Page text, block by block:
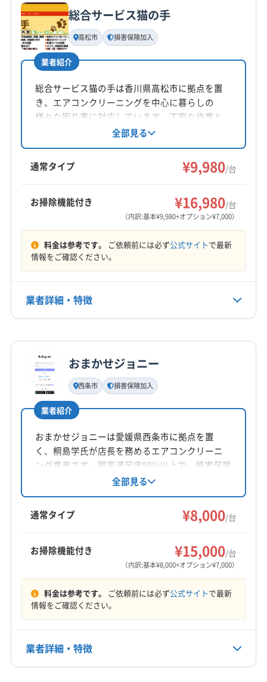
公式サイトを見る
基本情報
代表者名
内野雅隆
所在地
香川県高松市国分寺町新名675-14
対応地域
丸亀市 高松市
善通寺市
東かがわ市 綾歌郡綾川町
綾歌郡宇多津町
仲多度郡まんのう町
仲多度郡多度津町
9:00〜18:00
定休日
電話番号
公式HP
公式サイトを見る
総合サービス猫の手
高松市 損害保険加入
業者紹介
総合サービス猫の手は香川県高松市に拠点を置
き、エアコンクリーニングを中心に暮らしの
様々な困り事に対応しています。丁寧な作業と
誠実な対応を心がけ、360度回転ノズルや損害保
険加入など、安心して依頼できる点が魅力。基
本料金に加え、お掃除機能付きエアコンや室外
機洗浄などのオプションも用意されています。
全部見る
通常タイプ ¥9,980/台
お掃除機能付き ¥16,980/台
（内訳:基本¥9,980+オプション¥7,000）
料金は参考です。 ご依頼前には必ず公式サイトで最新
情報をご確認ください。
業者詳細・特徴
基本情報
代表者名
末本彬
所在地
香川県高松市
対応地域
丸亀市 高松市
善通寺市
東かがわ市 綾歌郡綾川町
綾歌郡宇多津町
香川郡直島町
仲多度郡琴平町
8:00〜19:00
定休日
電話番号
おまかせジョニー
西条市 損害保険加入
業者紹介
おまかせジョニーは愛媛県西条市に拠点を置
く、桐島学氏が店長を務めるエアコンクリーニ
ング業者です。顧客満足度98%以上で、損害保険
に加入済み。土日祝日も対応可能で、防カビ・
抗菌コーティングも実施しています。クレジッ
トカード払いにも対応。丁寧な作業でエアコン
を綺麗に仕上げます。
全部見る
通常タイプ ¥8,000/台
お掃除機能付き ¥15,000/台
（内訳:基本¥8,000+オプション¥7,000）
料金は参考です。 ご依頼前には必ず公式サイトで最新
情報をご確認ください。
業者詳細・特徴